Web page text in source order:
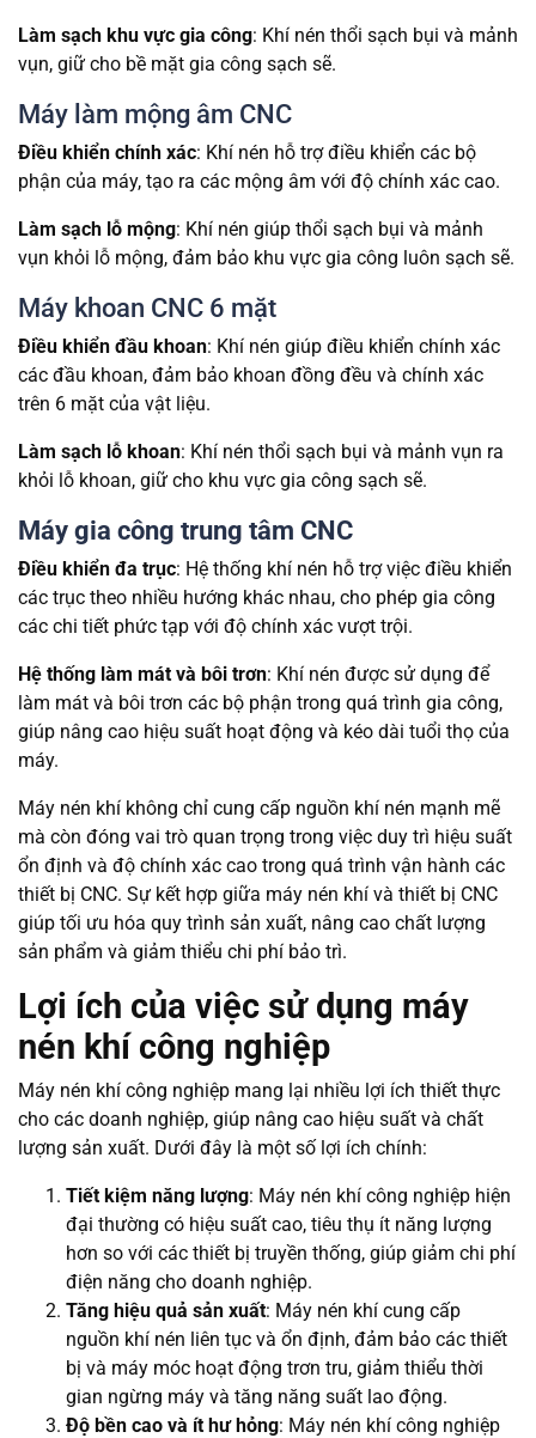
Làm sạch khu vực gia công: Khí nén thổi sạch bụi và mảnh
vụn, giữ cho bề mặt gia công sạch sẽ.
Máy làm mộng âm CNC
Điều khiển chính xác: Khí nén hỗ trợ điều khiển các bộ
phận của máy, tạo ra các mộng âm với độ chính xác cao.
Làm sạch lỗ mộng: Khí nén giúp thổi sạch bụi và mảnh
vụn khỏi lỗ mộng, đảm bảo khu vực gia công luôn sạch sẽ.
Máy khoan CNC 6 mặt
Điều khiển đầu khoan: Khí nén giúp điều khiển chính xác
các đầu khoan, đảm bảo khoan đồng đều và chính xác
trên 6 mặt của vật liệu.
Làm sạch lỗ khoan: Khí nén thổi sạch bụi và mảnh vụn ra
khỏi lỗ khoan, giữ cho khu vực gia công sạch sẽ.
Máy gia công trung tâm CNC
Điều khiển đa trục: Hệ thống khí nén hỗ trợ việc điều khiển
các trục theo nhiều hướng khác nhau, cho phép gia công
các chi tiết phức tạp với độ chính xác vượt trội.
Hệ thống làm mát và bôi trơn: Khí nén được sử dụng để
làm mát và bôi trơn các bộ phận trong quá trình gia công,
giúp nâng cao hiệu suất hoạt động và kéo dài tuổi thọ của
máy.
Máy nén khí không chỉ cung cấp nguồn khí nén mạnh mẽ
mà còn đóng vai trò quan trọng trong việc duy trì hiệu suất
ổn định và độ chính xác cao trong quá trình vận hành các
thiết bị CNC. Sự kết hợp giữa máy nén khí và thiết bị CNC
giúp tối ưu hóa quy trình sản xuất, nâng cao chất lượng
sản phẩm và giảm thiểu chi phí bảo trì.
Lợi ích của việc sử dụng máy
nén khí công nghiệp
Máy nén khí công nghiệp mang lại nhiều lợi ích thiết thực
cho các doanh nghiệp, giúp nâng cao hiệu suất và chất
lượng sản xuất. Dưới đây là một số lợi ích chính:
Tiết kiệm năng lượng: Máy nén khí công nghiệp hiện
đại thường có hiệu suất cao, tiêu thụ ít năng lượng
hơn so với các thiết bị truyền thống, giúp giảm chi phí
điện năng cho doanh nghiệp.
Tăng hiệu quả sản xuất: Máy nén khí cung cấp
nguồn khí nén liên tục và ổn định, đảm bảo các thiết
bị và máy móc hoạt động trơn tru, giảm thiểu thời
gian ngừng máy và tăng năng suất lao động.
Độ bền cao và ít hư hỏng: Máy nén khí công nghiệp